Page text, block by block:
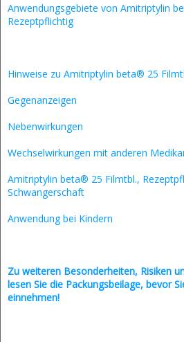
Anwendungsgebiete von Amitriptylin
Rezeptpflichtig
Hinweise zu Amitriptylin beta® 25
Gegenanzeigen
Nebenwirkungen
Wechselwirkungen mit anderen
Amitriptylin beta® 25 Filmtbl.,
Schwangerschaft
Anwendung bei Kindern
Zu weiteren Besonderheiten, Risiken
lesen Sie die Packungsbeilage, bevor
einnehmen!